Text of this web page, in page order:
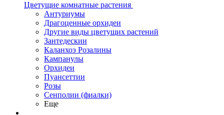
Цветущие комнатные растения
Антуриумы
Драгоценные орхидеи
Другие виды цветущих растений
Зантедескии
Каланхоэ Розалины
Кампанулы
Орхидеи
Пуансеттии
Розы
Сенполии (фиалки)
Еще